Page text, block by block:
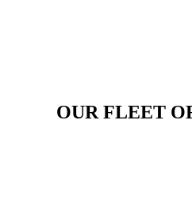
OUR FLEET